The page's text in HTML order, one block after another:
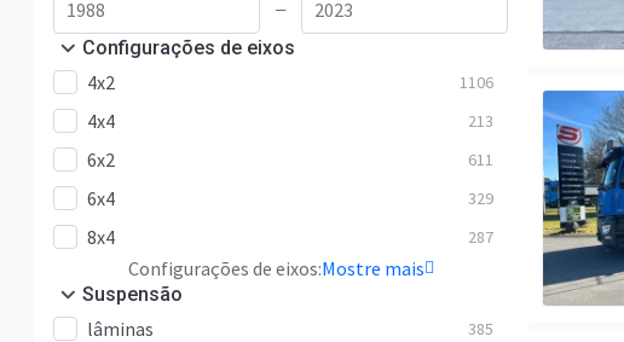
—
Configurações de eixos
4x2 1106
4x4 213
6x2 611
6x4 329
8x4 287
Configurações de eixos:Mostre mais
Suspensão
lâminas 385